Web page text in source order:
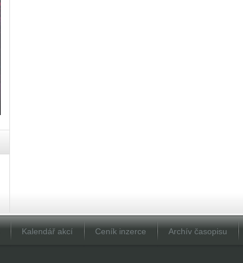
Kalendář akcí Ceník inzerce Archív časopisu